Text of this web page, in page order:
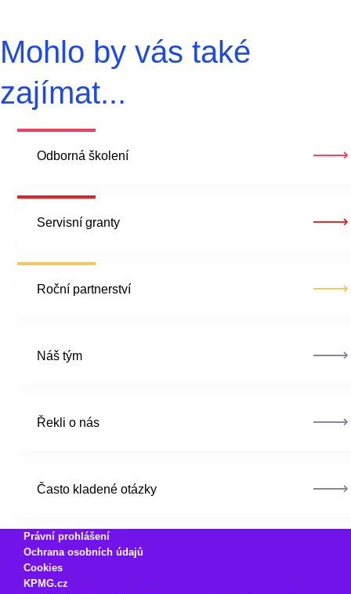
Mohlo by vás také
zajímat...
Odborná školení
Servisní granty
Roční partnerství
Náš tým
Řekli o nás
Často kladené otázky
Právní prohlášení
Ochrana osobních údajů
Cookies
KPMG.cz